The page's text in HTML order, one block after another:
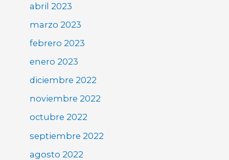
abril 2023
marzo 2023
febrero 2023
enero 2023
diciembre 2022
noviembre 2022
octubre 2022
septiembre 2022
agosto 2022